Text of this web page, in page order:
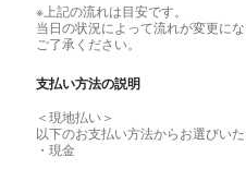
※上記の流れは目安です。
当日の状況によって流れが変更に
ご了承ください。
支払い方法の説明
＜現地払い＞
以下のお支払い方法からお選びいた
・現金